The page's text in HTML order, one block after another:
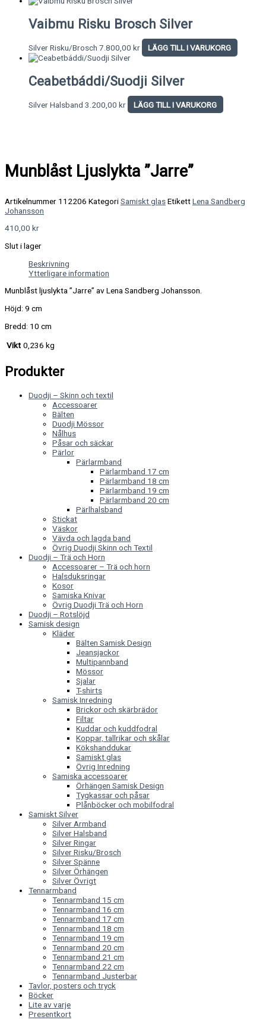
Vaibmu Risku Brosch Silver
Silver Risku/Brosch 7.800,00 kr LÄGG TILL I VARUKORG
Ceabetbáddi/Suodji Silver
Silver Halsband 3.200,00 kr LÄGG TILL I VARUKORG
Munblåst Ljuslykta ”Jarre”
Artikelnummer 112206 KategoriSamiskt glasEtikettLena Sandberg
Johansson
410,00 kr
Slut i lager
Beskrivning
Ytterligare information
Munblåst ljuslykta ”Jarre” av Lena Sandberg Johansson.
Höjd: 9 cm
Bredd: 10 cm
Vikt 0,236 kg
Produkter
Duodji – Skinn och textil
Accessoarer
Bälten
Duodji Mössor
Nålhus
Påsar och säckar
Pärlor
Pärlarmband
Pärlarmband 17 cm
Pärlarmband 18 cm
Pärlarmband 19 cm
Pärlarmband 20 cm
Pärlhalsband
Stickat
Väskor
Vävda och lagda band
Övrig Duodji Skinn och Textil
Duodji – Trä och Horn
Accessoarer – Trä och horn
Halsduksringar
Kosor
Samiska Knivar
Övrig Duodji Trä och Horn
Duodji – Rotslöjd
Samisk design
Kläder
Bälten Samisk Design
Jeansjackor
Multipannband
Mössor
Sjalar
T-shirts
Samisk Inredning
Brickor och skärbrädor
Filtar
Kuddar och kuddfodral
Koppar, tallrikar och skålar
Kökshanddukar
Samiskt glas
Övrig Inredning
Samiska accessoarer
Örhängen Samisk Design
Tygkassar och påsar
Plånböcker och mobilfodral
Samiskt Silver
Silver Armband
Silver Halsband
Silver Ringar
Silver Risku/Brosch
Silver Spänne
Silver Örhängen
Silver Övrigt
Tennarmband
Tennarmband 15 cm
Tennarmband 16 cm
Tennarmband 17 cm
Tennarmband 18 cm
Tennarmband 19 cm
Tennarmband 20 cm
Tennarmband 21 cm
Tennarmband 22 cm
Tennarmband Justerbar
Tavlor, posters och tryck
Böcker
Lite av varje
Presentkort